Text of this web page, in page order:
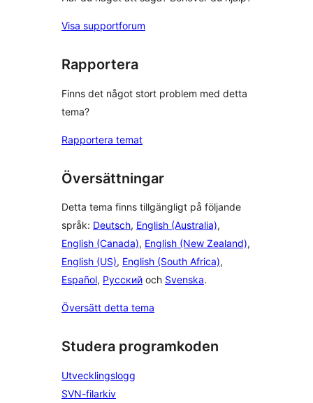
Visa supportforum
Rapportera
Finns det något stort problem med detta
tema?
Rapportera temat
Översättningar
Detta tema finns tillgängligt på följande
språk: Deutsch, English (Australia),
English (Canada), English (New Zealand),
English (US), English (South Africa),
Español, Русский och Svenska.
Översätt detta tema
Studera programkoden
Utvecklingslogg
SVN-filarkiv